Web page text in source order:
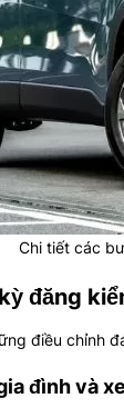
Chi tiết các
đăng
điều chỉnh
đình và